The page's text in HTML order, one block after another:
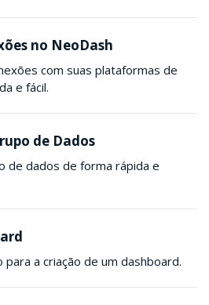
no NeoDash
com suas plataformas de
e fácil.
de Dados
de dados de forma rápida e
a criação de um dashboard.